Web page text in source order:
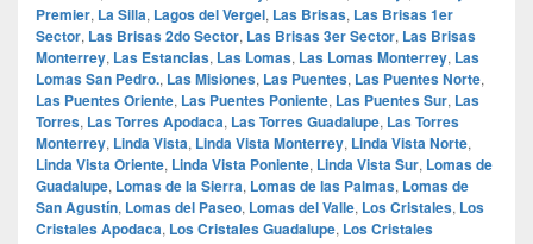
Premier, La Silla, Lagos del Vergel, Las Brisas, Las Brisas 1er
Sector, Las Brisas 2do Sector, Las Brisas 3er Sector, Las Brisas
Monterrey, Las Estancias, Las Lomas, Las Lomas Monterrey, Las
Lomas San Pedro., Las Misiones, Las Puentes, Las Puentes Norte,
Las Puentes Oriente, Las Puentes Poniente, Las Puentes Sur, Las
Torres, Las Torres Apodaca, Las Torres Guadalupe, Las Torres
Monterrey, Linda Vista, Linda Vista Monterrey, Linda Vista Norte,
Linda Vista Oriente, Linda Vista Poniente, Linda Vista Sur, Lomas de
Guadalupe, Lomas de la Sierra, Lomas de las Palmas, Lomas de
San Agustín, Lomas del Paseo, Lomas del Valle, Los Cristales, Los
Cristales Apodaca, Los Cristales Guadalupe, Los Cristales